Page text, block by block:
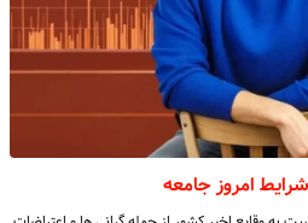
امروز جامعه